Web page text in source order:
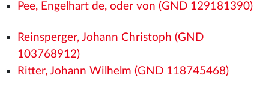
Pee, Engelhart de, oder von (GND 129181390)
Reinsperger, Johann Christoph (GND
103768912)
Ritter, Johann Wilhelm (GND 118745468)